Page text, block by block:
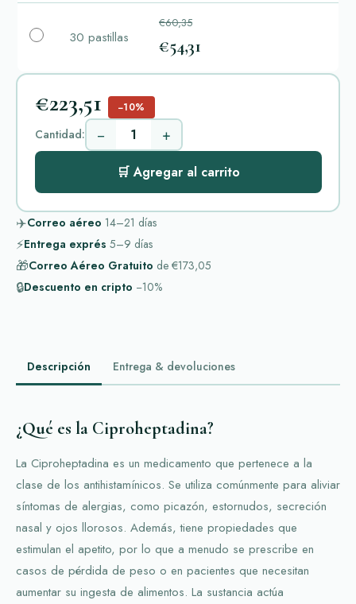
30 pastillas
€60,35
€54,31
€223,51 −10%
Cantidad: − +
🛒 Agregar al carrito
✈️Correo aéreo 14–21 días
⚡Entrega exprés 5–9 días
🎁Correo Aéreo Gratuito de €173,05
🔒Descuento en cripto −10%
Descripción Entrega & devoluciones
¿Qué es la Ciproheptadina?
La Ciproheptadina es un medicamento que pertenece a la
clase de los antihistamínicos. Se utiliza comúnmente para aliviar
síntomas de alergias, como picazón, estornudos, secreción
nasal y ojos llorosos. Además, tiene propiedades que
estimulan el apetito, por lo que a menudo se prescribe en
casos de pérdida de peso o en pacientes que necesitan
aumentar su ingesta de alimentos. La sustancia actúa